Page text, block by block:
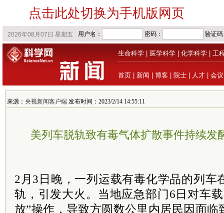
点击此处切换为手机版网页
生命科学 医学科学 化学科学 工
首页 新闻 博客 院士 人才 会议
来源： 央视新闻客户端 发布时间：2023/2/14 14:55:11
美列车脱轨致有毒气体扩散事件持续发
2月3日晚，一列运载有毒化学品的列车
轨，引发大火。当地应急部门6日对车
放”操作，导致方圆数公里内居民因面